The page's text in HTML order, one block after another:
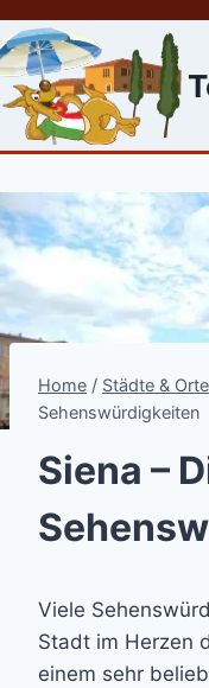
Skip
to
content
Home / Städte & Orte
Sehenswürdigkeiten
Siena –
Viele
Stadt im Herzen
einem sehr